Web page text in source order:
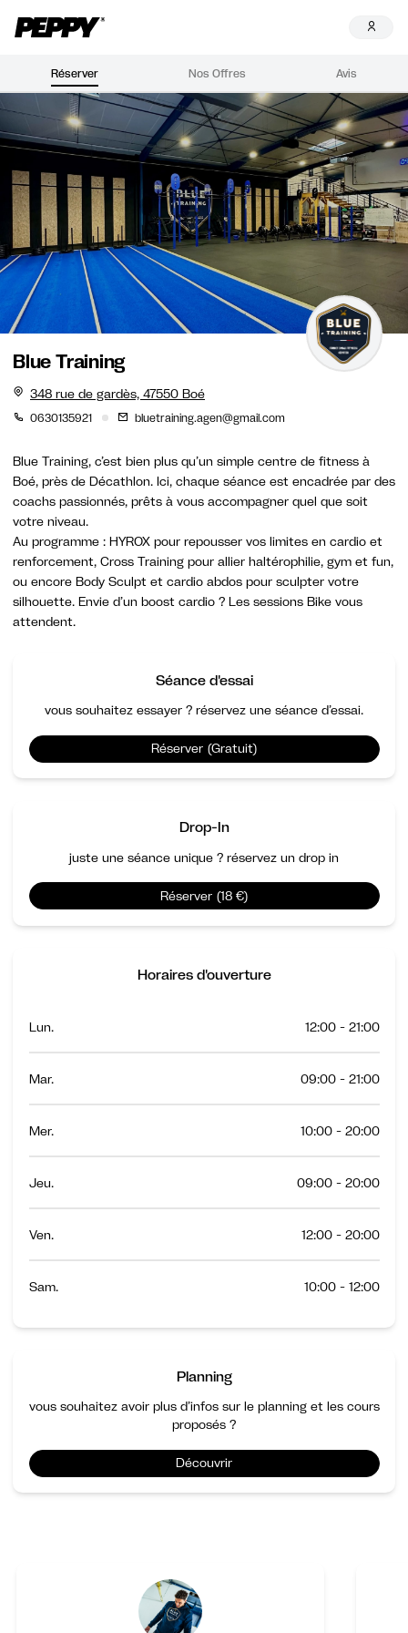
Réserver Nos Offres Avis
Blue Training
348 rue de gardès, 47550 Boé
0630135921 bluetraining.agen@gmail.com
Blue Training, c’est bien plus qu’un simple centre de fitness à
Boé, près de Décathlon. Ici, chaque séance est encadrée par des
coachs passionnés, prêts à vous accompagner quel que soit
votre niveau.
Au programme : HYROX pour repousser vos limites en cardio et
renforcement, Cross Training pour allier haltérophilie, gym et fun,
ou encore Body Sculpt et cardio abdos pour sculpter votre
silhouette. Envie d’un boost cardio ? Les sessions Bike vous
attendent.
Séance d'essai
vous souhaitez essayer ? réservez une séance d’essai.
Réserver (Gratuit)
Drop-In
juste une séance unique ? réservez un drop in
Réserver (18 €)
Planning
vous souhaitez avoir plus d’infos sur le planning et les cours
proposés ?
Découvrir
Horaires d'ouverture
Lun. 12:00 - 21:00
Mar. 09:00 - 21:00
Mer. 10:00 - 20:00
Jeu. 09:00 - 20:00
Ven. 12:00 - 20:00
Sam. 10:00 - 12:00